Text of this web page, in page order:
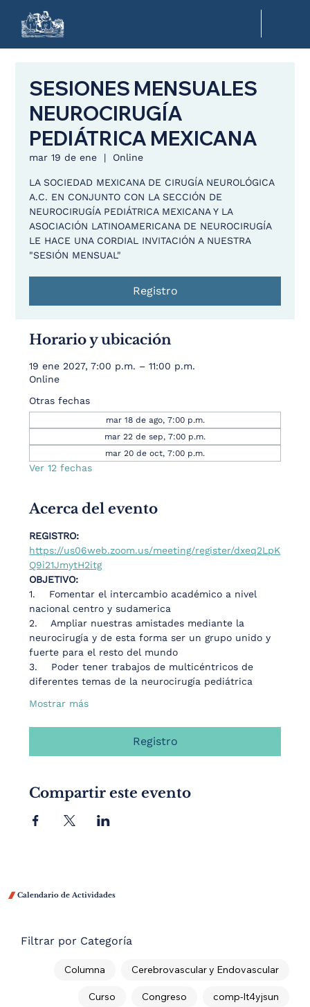
Filtrar por Categoría
Cerebrovascular y Endovascular
Columna
comp-lt4yjsun
Congreso
Curso
 Calendario de Actividades
SESIONES MENSUALES
NEUROCIRUGÍA
PEDIÁTRICA MEXICANA
mar 19 de ene
  |
Online
LA SOCIEDAD MEXICANA DE CIRUGÍA NEUROLÓGICA
A.C. EN CONJUNTO CON LA SECCIÓN DE
NEUROCIRUGÍA PEDIÁTRICA MEXICANA Y LA
ASOCIACIÓN LATINOAMERICANA DE NEUROCIRUGÍA
LE HACE UNA CORDIAL INVITACIÓN A NUESTRA
"SESIÓN MENSUAL"
Registro
Horario y ubicación
19 ene 2027, 7:00 p.m. – 11:00 p.m.
Online
Otras fechas
mar 18 de ago, 7:00 p.m.
mar 22 de sep, 7:00 p.m.
mar 20 de oct, 7:00 p.m.
Ver 12 fechas
Acerca del evento
REGISTRO:
https://us06web.zoom.us/meeting/register/dxeq2LpK
Q9i21JmytH2itg
OBJETIVO:
1.    Fomentar el intercambio académico a nivel
nacional centro y sudamerica
2.    Ampliar nuestras amistades mediante la
neurocirugía y de esta forma ser un grupo unido y
fuerte para el resto del mundo
3.    Poder tener trabajos de multicéntricos de
diferentes temas de la neurocirugía pediátrica
Mostrar más
Registro
Compartir este evento